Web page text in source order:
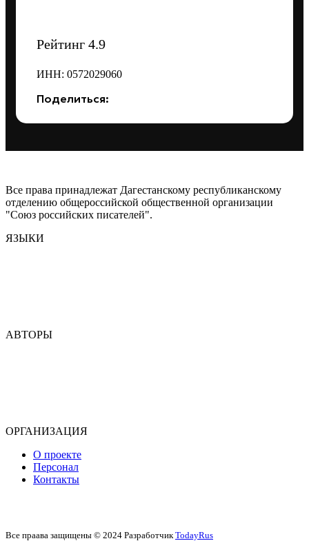
Рейтинг 4.9
ИНН: 0572029060
Поделиться:
Все права принадлежат Дагестанскому республиканскому
отделению общероссийской общественной организации
"Союз российских писателей".
ЯЗЫКИ
АВТОРЫ
ОРГАНИЗАЦИЯ
О проекте
Персонал
Контакты
Все праава защищены © 2024 Разработчик TodayRus